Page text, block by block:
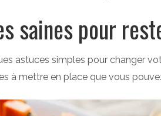
saines pour
astuces simples pour changer
à mettre en place que vous